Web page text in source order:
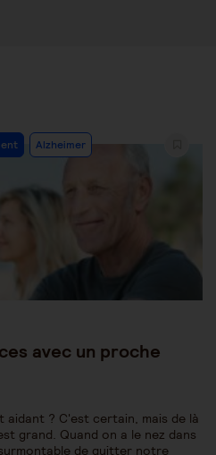
Alzheimer
avec un proche
aidant ? C'est certain, mais de là
grand. Quand on a le nez dans
de quitter notre